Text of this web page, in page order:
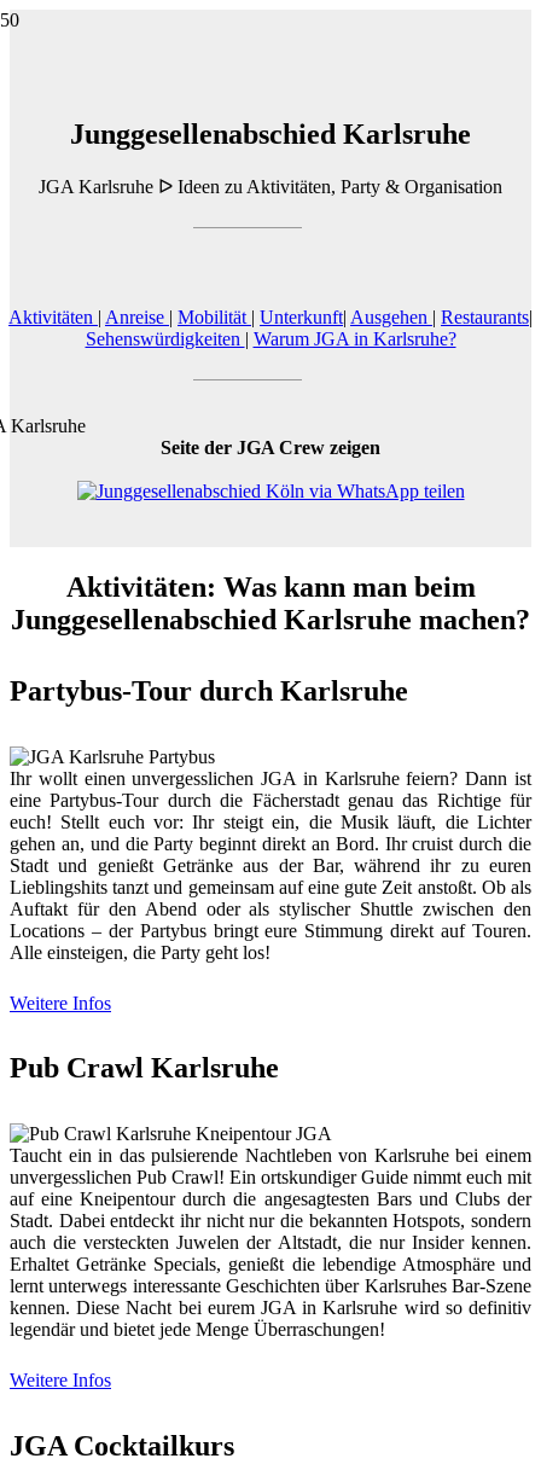
Junggesellenabschied Karlsruhe
JGA Karlsruhe ᐅ Ideen zu Aktivitäten, Party & Organisation
Aktivitäten | Anreise | Mobilität | Unterkunft| Ausgehen | Restaurants|
Sehenswürdigkeiten | Warum JGA in Karlsruhe?
Seite der JGA Crew zeigen
Aktivitäten: Was kann man beim
Junggesellenabschied Karlsruhe machen?
Partybus-Tour durch Karlsruhe
Ihr wollt einen unvergesslichen JGA in Karlsruhe feiern? Dann ist
eine Partybus-Tour durch die Fächerstadt genau das Richtige für
euch! Stellt euch vor: Ihr steigt ein, die Musik läuft, die Lichter
gehen an, und die Party beginnt direkt an Bord. Ihr cruist durch die
Stadt und genießt Getränke aus der Bar, während ihr zu euren
Lieblingshits tanzt und gemeinsam auf eine gute Zeit anstoßt. Ob als
Auftakt für den Abend oder als stylischer Shuttle zwischen den
Locations – der Partybus bringt eure Stimmung direkt auf Touren.
Alle einsteigen, die Party geht los!
Weitere Infos
Pub Crawl Karlsruhe
Taucht ein in das pulsierende Nachtleben von Karlsruhe bei einem
unvergesslichen Pub Crawl! Ein ortskundiger Guide nimmt euch mit
auf eine Kneipentour durch die angesagtesten Bars und Clubs der
Stadt. Dabei entdeckt ihr nicht nur die bekannten Hotspots, sondern
auch die versteckten Juwelen der Altstadt, die nur Insider kennen.
Erhaltet Getränke Specials, genießt die lebendige Atmosphäre und
lernt unterwegs interessante Geschichten über Karlsruhes Bar-Szene
kennen. Diese Nacht bei eurem JGA in Karlsruhe wird so definitiv
legendär und bietet jede Menge Überraschungen!
Weitere Infos
JGA Cocktailkurs